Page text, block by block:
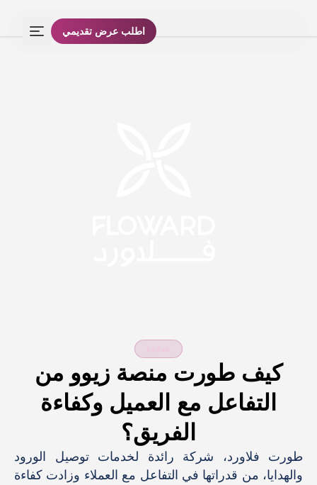
اطلب عرض تقديمي
كيف طورت منصة زيوو من
التفاعل مع العميل وكفاءة
الفريق؟
طورت فلاورد، شركة رائدة لخدمات توصيل الورود
والهدايا، من قدراتها في التفاعل مع العملاء وزادت كفاءة